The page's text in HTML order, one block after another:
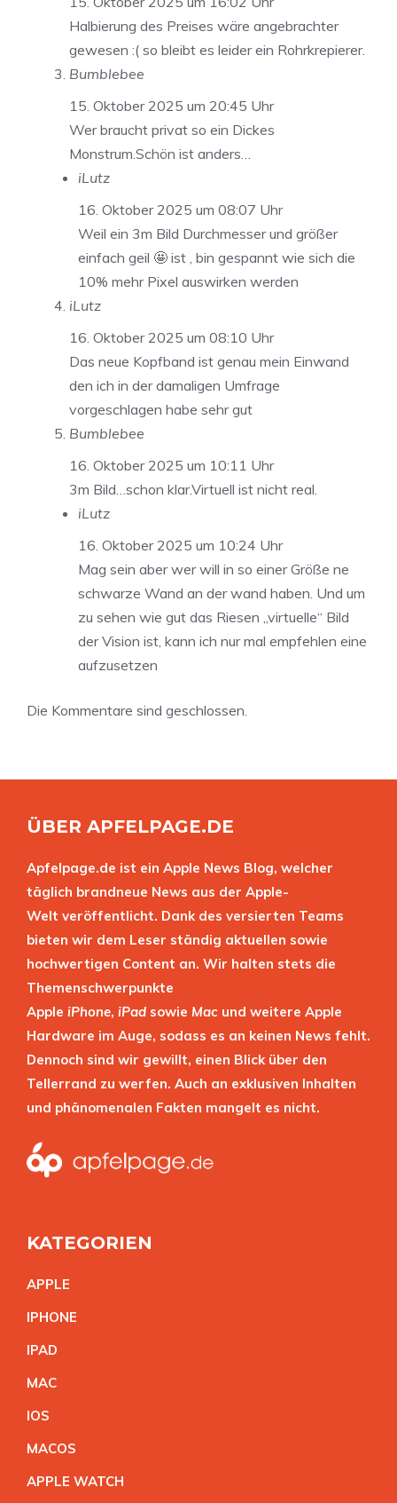
Halbierung des Preises wäre angebrachter
gewesen :( so bleibt es leider ein Rohrkrepierer.
Bumblebee
15. Oktober 2025 um 20:45 Uhr
Wer braucht privat so ein Dickes
Monstrum.Schön ist anders…
iLutz
16. Oktober 2025 um 08:07 Uhr
Weil ein 3m Bild Durchmesser und größer
einfach geil 🤩 ist , bin gespannt wie sich die
10% mehr Pixel auswirken werden
iLutz
16. Oktober 2025 um 08:10 Uhr
Das neue Kopfband ist genau mein Einwand
den ich in der damaligen Umfrage
vorgeschlagen habe sehr gut
Bumblebee
16. Oktober 2025 um 10:11 Uhr
3m Bild…schon klar.Virtuell ist nicht real.
iLutz
16. Oktober 2025 um 10:24 Uhr
Mag sein aber wer will in so einer Größe ne
schwarze Wand an der wand haben. Und um
zu sehen wie gut das Riesen „virtuelle“ Bild
der Vision ist, kann ich nur mal empfehlen eine
aufzusetzen
Die Kommentare sind geschlossen.
ÜBER APFELPAGE.DE
Apfelpage.de ist ein Apple News Blog, welcher
täglich brandneue News aus der Apple-
Welt veröffentlicht. Dank des versierten Teams
bieten wir dem Leser ständig aktuellen sowie
hochwertigen Content an. Wir halten stets die
Themenschwerpunkte
Apple iPhone, iPad sowie Mac und weitere Apple
Hardware im Auge, sodass es an keinen News fehlt.
Dennoch sind wir gewillt, einen Blick über den
Tellerrand zu werfen. Auch an exklusiven Inhalten
und phänomenalen Fakten mangelt es nicht.
KATEGORIEN
APPLE
IPHONE
IPAD
MAC
IOS
MACOS
APPLE WATCH